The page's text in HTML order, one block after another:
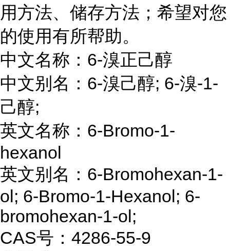
用方法、储存方法；希望对您
的使用有所帮助。
中文名称：6-溴正己醇
中文别名：6-溴己醇; 6-溴-1-
己醇;
英文名称：6-Bromo-1-
hexanol
英文别名：6-Bromohexan-1-
ol; 6-Bromo-1-Hexanol; 6-
bromohexan-1-ol;
CAS号：4286-55-9